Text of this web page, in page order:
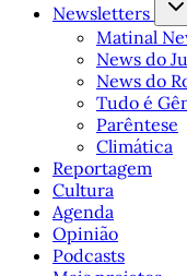
Newsletters
Matinal
News do
News do
Tudo é
Parêntese
Climática
Reportagem
Cultura
Agenda
Opinião
Podcasts